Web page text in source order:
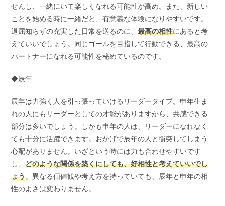
せんし、一緒にいて楽しくなれる可能性が高め。また、新しい
ことを始める時に一緒だと、有意義な体験になりやすいです。
退屈知らずの充実した日常を送るのに、最高の相性にあると考
えていいでしょう。同じゴールを目指して行動できる、最高の
パートナーになれる可能性を秘めているのです。
◆辰年
辰年は力強く人を引っ張っていけるリーダータイプ。申年生ま
れの人にもリーダーとしての才能がありますから、共感できる
部分は多いでしょう。しかも申年の人は、リーダーになれなく
ても十分に活躍できます。おかげで辰年の人と衝突してしまう
心配がありません。いざという時には力も合わせやすいです
し、どのような関係を築くにしても、好相性と考えていいでし
ょう。異なる価値観や考え方を持っていても、辰年と申年の相
性のよさは変わりません。